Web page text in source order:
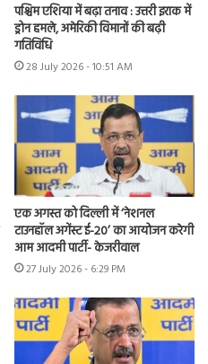
पश्चिम एशिया में बढ़ा तनाव : उत्तरी इराक में
ड्रोन हमले, अमेरिकी विमानों की बढ़ी
गतिविधि
28 July 2026 - 10:51 AM
एक अगस्त को दिल्ली में ‘नेशनल
टाउनहॉल अगेंस्ट ई-20’ का आयोजन करेगी
आम आदमी पार्टी- केजरीवाल
27 July 2026 - 6:29 PM